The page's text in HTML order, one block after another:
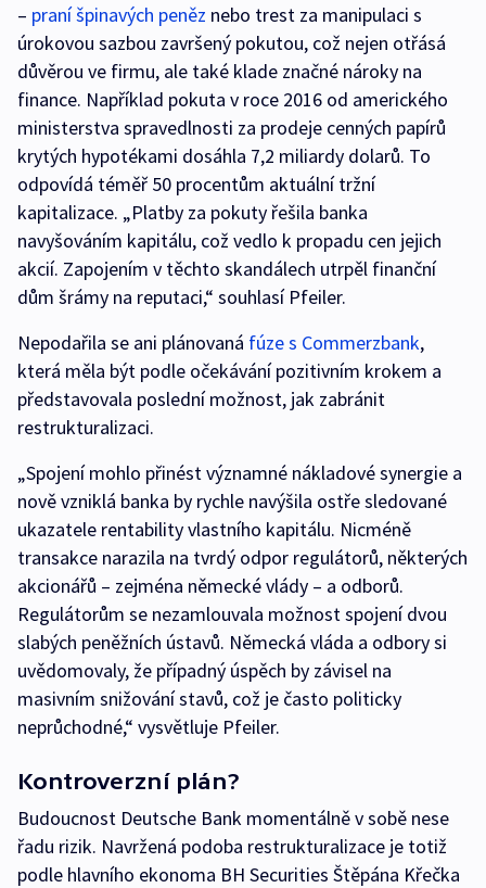
– praní špinavých peněz nebo trest za manipulaci s
úrokovou sazbou završený pokutou, což nejen otřásá
důvěrou ve firmu, ale také klade značné nároky na
finance. Například pokuta v roce 2016 od amerického
ministerstva spravedlnosti za prodeje cenných papírů
krytých hypotékami dosáhla 7,2 miliardy dolarů. To
odpovídá téměř 50 procentům aktuální tržní
kapitalizace. „Platby za pokuty řešila banka
navyšováním kapitálu, což vedlo k propadu cen jejich
akcií. Zapojením v těchto skandálech utrpěl finanční
dům šrámy na reputaci,“ souhlasí Pfeiler.
Nepodařila se ani plánovaná fúze s Commerzbank,
která měla být podle očekávání pozitivním krokem a
představovala poslední možnost, jak zabránit
restrukturalizaci.
„Spojení mohlo přinést významné nákladové synergie a
nově vzniklá banka by rychle navýšila ostře sledované
ukazatele rentability vlastního kapitálu. Nicméně
transakce narazila na tvrdý odpor regulátorů, některých
akcionářů – zejména německé vlády – a odborů.
Regulátorům se nezamlouvala možnost spojení dvou
slabých peněžních ústavů. Německá vláda a odbory si
uvědomovaly, že případný úspěch by závisel na
masivním snižování stavů, což je často politicky
neprůchodné,“ vysvětluje Pfeiler.
Kontroverzní plán?
Budoucnost Deutsche Bank momentálně v sobě nese
řadu rizik. Navržená podoba restrukturalizace je totiž
podle hlavního ekonoma BH Securities Štěpána Křečka